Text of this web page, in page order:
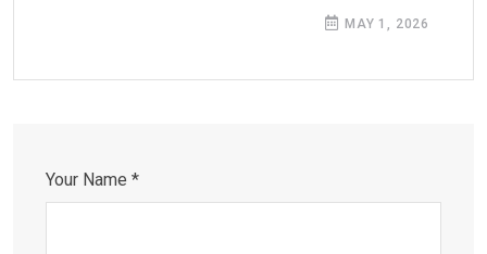
MAY 1, 2026
Your Name *